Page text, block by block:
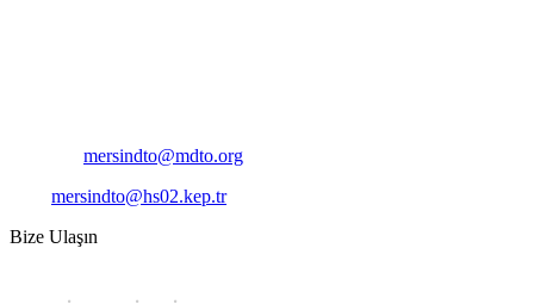
mersindto@mdto.org
mersindto@hs02.kep.tr
Bize Ulaşın